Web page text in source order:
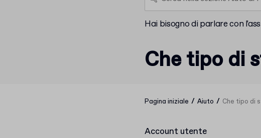
Hai bisogno di parlare con
Che tipo di
Pagina iniziale / Aiuto / Che tipo di
Account utente